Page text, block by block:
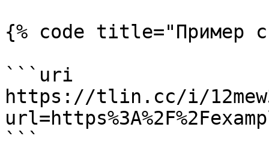
{% code title="Пример
```uri
https://tlin.cc/i/
```